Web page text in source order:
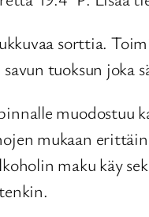
sorttia.
tuoksun
muodostuu
mukaan
maku käy